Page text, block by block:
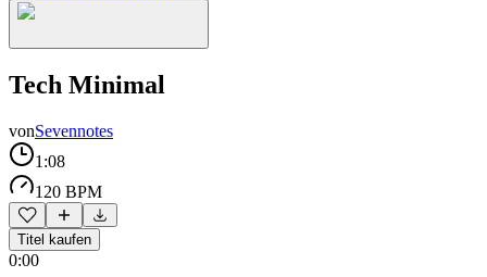
Tech Minimal
vonSevennotes
1:08
120 BPM
Titel kaufen
0:00